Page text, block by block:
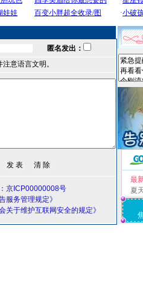
匿名发出：
意语言文明。
京ICP00000008号
服务管理规定》
关于维护互联网安全的规定》
最
夏